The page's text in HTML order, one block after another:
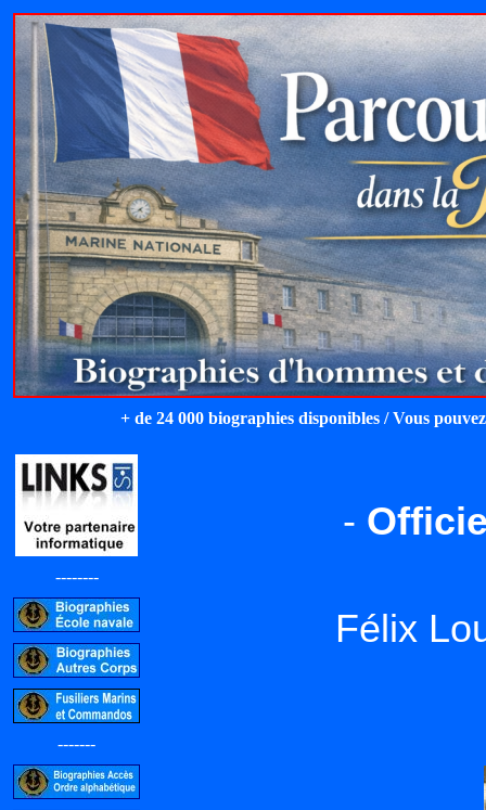
+ de 24 000 biographies disponibles / Vous
--------
-------
-
Félix